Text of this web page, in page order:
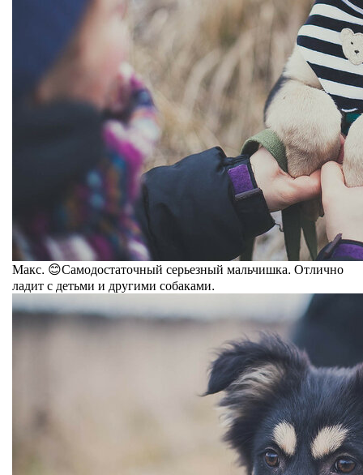
Макс. 😊Самодостаточный серьезный мальчишка. Отлично
ладит с детьми и другими собаками.